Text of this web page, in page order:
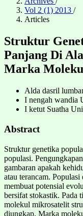
Vol 2 (1) 2013 /
Articles
Struktur
Panjang Di
Marka
Alda dasril
I nengah wandia
I ketut Suatha
Abstract
Struktur genetika
populasi.
gambaran apakah
atau terancam.
membuat potensial
bersifat stokastik. Pada
molekul mikrosatelit
diungkap. Marka